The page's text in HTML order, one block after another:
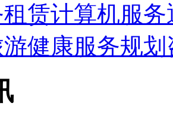
租赁计算机服务
健康服务规划